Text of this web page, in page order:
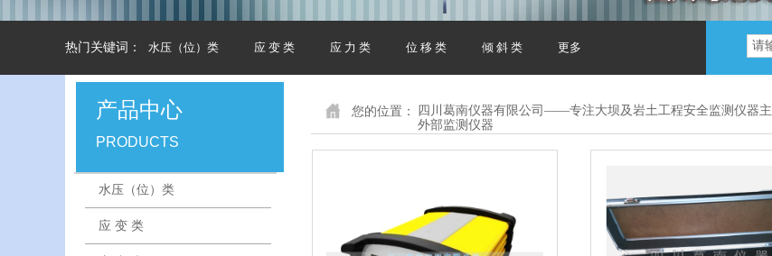
热门关键词： 水压（位）类 应 变 类 应 力 类 位 移 类 倾 斜 类 更多
产品中心
PRODUCTS
您的位置： 四川葛南仪器有限公司——专注大坝及岩土工程安全监测仪器主
外部监测仪器
水压（位）类
应 变 类